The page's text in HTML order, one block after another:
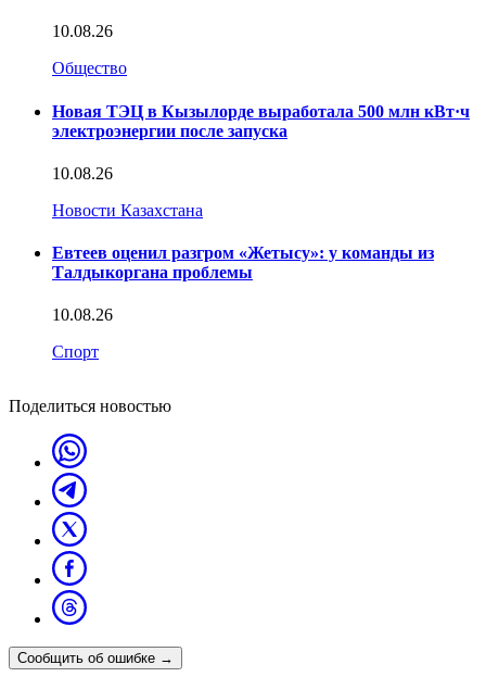
10.08.26
Общество
Новая ТЭЦ в Кызылорде выработала 500 млн кВт·ч
электроэнергии после запуска
10.08.26
Новости Казахстана
Евтеев оценил разгром «Жетысу»: у команды из
Талдыкоргана проблемы
10.08.26
Спорт
Поделиться новостью
Сообщить об ошибке →